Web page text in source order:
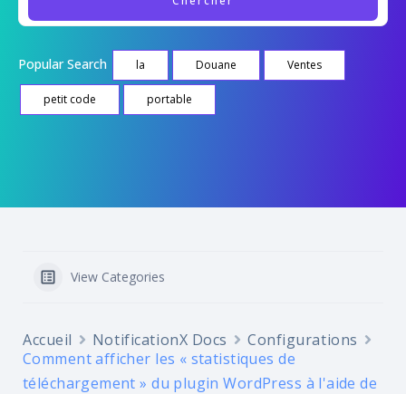
Popular Search la Douane Ventes
petit code portable
View Categories
Accueil NotificationX Docs
Configurations
Comment afficher les « statistiques de
téléchargement » du plugin WordPress à l'aide de